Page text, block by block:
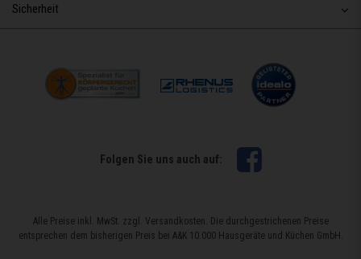
Sicherheit
Folgen Sie uns auch auf:
Alle Preise inkl. MwSt. zzgl. Versandkosten. Die durchgestrichenen Preise
entsprechen dem bisherigen Preis bei A&K 10.000 Hausgeräte und Küchen GmbH.